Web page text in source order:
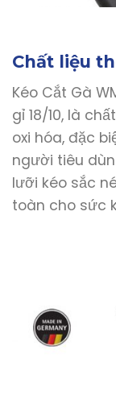
Chất liệu
Kéo Cắt Gà
gỉ 18/10, là
oxi hóa, đặc
người tiêu
lưỡi kéo sắc
toàn cho sức